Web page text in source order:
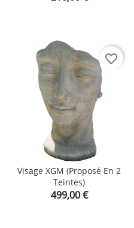
Visage XGM (proposé En 2
Teintes)
Prix
499,00 €
favorite_border